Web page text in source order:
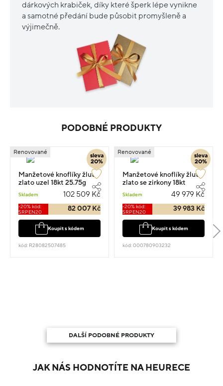
dárkových krabiček, díky které šperk lépe vynikne
a samotné předání bude působit promyšleně a
výjimečně.
PODOBNÉ PRODUKTY
sleva
20%
Renovované
Manžetové knoflíky žluté
zlato uzel 18kt 25.75g
Skladem 102 509 Kč
-20% kód:
SRPEN20
82 007 Kč
Koupit s kódem
kód: R28082507485
sleva
20%
Renovované
Manžetové knoflíky žluté
zlato se zirkony 18kt
Skladem 49 979 Kč
-20% kód:
SRPEN20
39 983 Kč
Koupit s kódem
kód: 000780903232
DALŠÍ PODOBNÉ PRODUKTY
JAK NÁS HODNOTÍTE NA HEURECE